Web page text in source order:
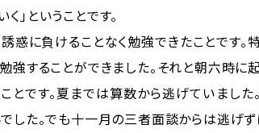
」ということです。
惑に負けることなく勉強できたことです
強することができました。それと朝六時に
です。夏までは算数から逃げていました
た。でも十一月の三者面談からは逃げず